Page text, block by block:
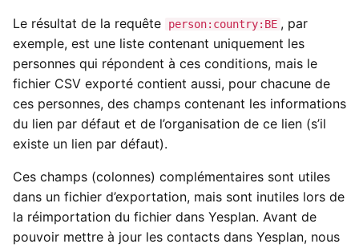
Le résultat de la requête person:country:BE , par
exemple, est une liste contenant uniquement les
personnes qui répondent à ces conditions, mais le
fichier CSV exporté contient aussi, pour chacune de
ces personnes, des champs contenant les informations
du lien par défaut et de l’organisation de ce lien (s’il
existe un lien par défaut).
Ces champs (colonnes) complémentaires sont utiles
dans un fichier d’exportation, mais sont inutiles lors de
la réimportation du fichier dans Yesplan. Avant de
pouvoir mettre à jour les contacts dans Yesplan, nous